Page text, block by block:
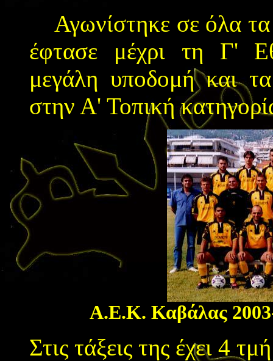
Αγωνίστηκε σε όλα τα
έφτασε μέχρι τη Γ'
μεγάλη υποδομή και τα
στην Α' Τοπική
Α.Ε.Κ. Καβάλας
Στις τάξεις της έχει 4